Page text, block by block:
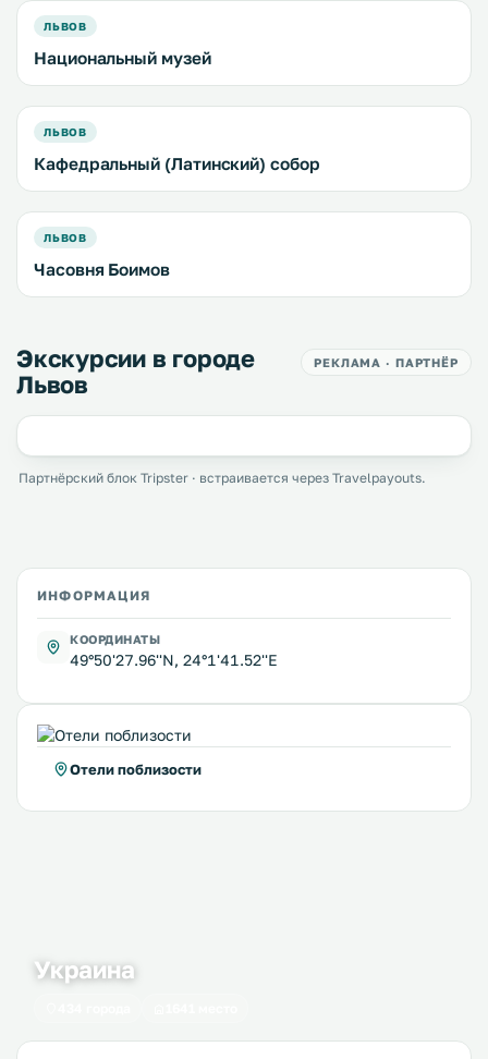
ЛЬВОВ
Национальный музей
ЛЬВОВ
Кафедральный (Латинский) собор
ЛЬВОВ
Часовня Боимов
Экскурсии в городе
Львов
РЕКЛАМА · ПАРТНЁР
Партнёрский блок Tripster · встраивается через Travelpayouts.
ИНФОРМАЦИЯ
КООРДИНАТЫ
49°50'27.96''N, 24°1'41.52''E
Отели поблизости
Украина